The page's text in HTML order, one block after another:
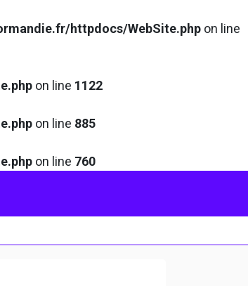
httpdocs/WebSite.php on line
on line 1122
on line 885
on line 760